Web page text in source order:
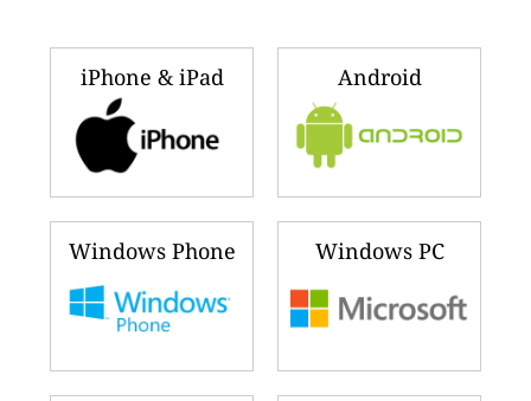
iPhone & iPad Android
Windows Phone Windows PC